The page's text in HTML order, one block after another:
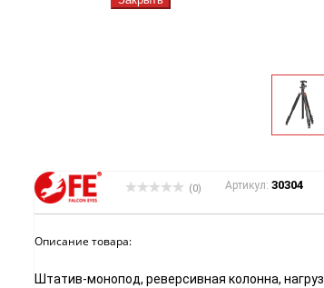
(0) Артикул: 30304
Описание товара:
Штатив-монопод, реверсивная колонна,